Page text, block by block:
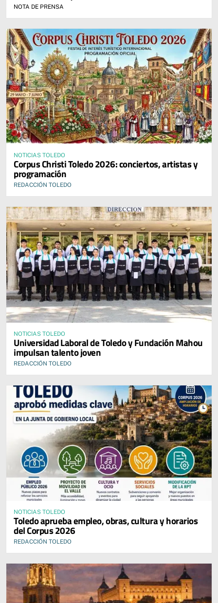
NOTA DE PRENSA
NOTICIAS TOLEDO
Corpus Christi Toledo 2026: conciertos, artistas y
programación
REDACCIÓN TOLEDO
NOTICIAS TOLEDO
Universidad Laboral de Toledo y Fundación Mahou
impulsan talento joven
REDACCIÓN TOLEDO
NOTICIAS TOLEDO
Toledo aprueba empleo, obras, cultura y horarios
del Corpus 2026
REDACCIÓN TOLEDO